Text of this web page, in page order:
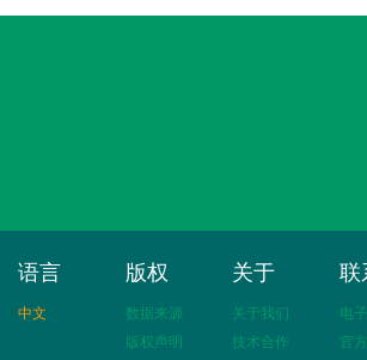
语言
中文
版权
数据来源
版权声明
关于
关于我们
技术合作
联
电
官